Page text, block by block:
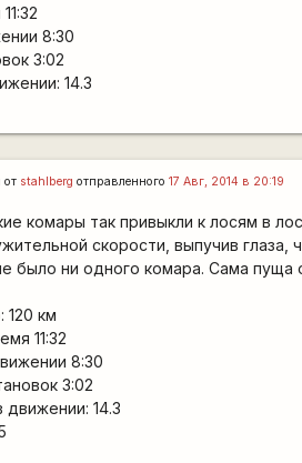
8:30
3:02
14.3
от stahlberg отправленного17 Авг, 2014 в 20:19
комары так привыкли к лосям в
скорости, выпучив глаза,
было ни одного комара. Сама пуща
120 км
11:32
8:30
3:02
14.3